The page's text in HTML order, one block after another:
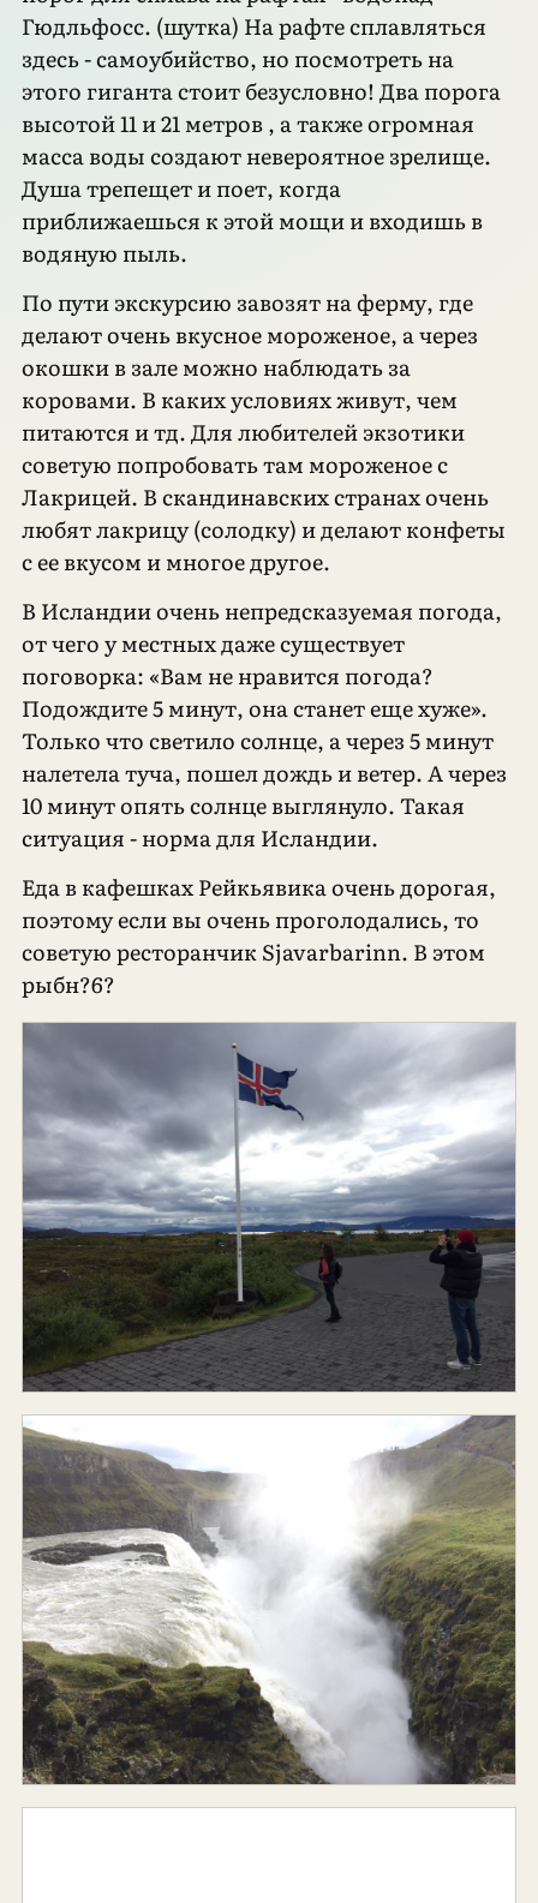
Гюдльфосс. (шутка) На рафте сплавляться
здесь - самоубийство, но посмотреть на
этого гиганта стоит безусловно! Два порога
высотой 11 и 21 метров , а также огромная
масса воды создают невероятное зрелище.
Душа трепещет и поет, когда
приближаешься к этой мощи и входишь в
водяную пыль.
По пути экскурсию завозят на ферму, где
делают очень вкусное мороженое, а через
окошки в зале можно наблюдать за
коровами. В каких условиях живут, чем
питаются и тд. Для любителей экзотики
советую попробовать там мороженое с
Лакрицей. В скандинавских странах очень
любят лакрицу (солодку) и делают конфеты
с ее вкусом и многое другое.
В Исландии очень непредсказуемая погода,
от чего у местных даже существует
поговорка: «Вам не нравится погода?
Подождите 5 минут, она станет еще хуже».
Только что светило солнце, а через 5 минут
налетела туча, пошел дождь и ветер. А через
10 минут опять солнце выглянуло. Такая
ситуация - норма для Исландии.
Еда в кафешках Рейкьявика очень дорогая,
поэтому если вы очень проголодались, то
советую ресторанчик Sjavarbarinn. В этом
рыбн?6?